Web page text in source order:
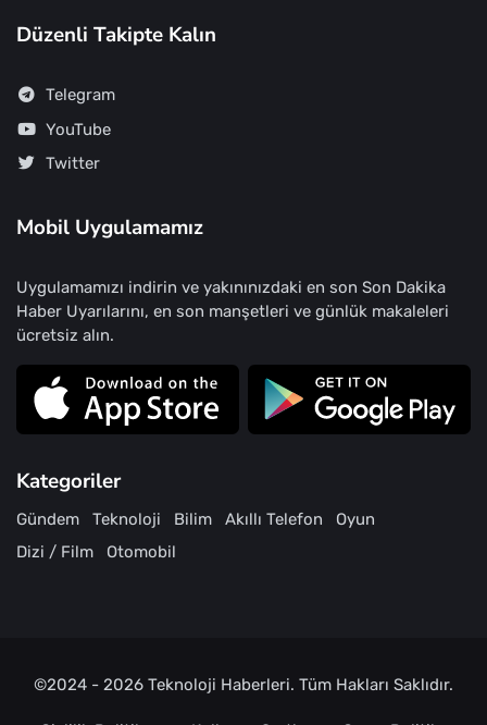
Düzenli Takipte Kalın
Telegram
YouTube
Twitter
Mobil Uygulamamız
Uygulamamızı indirin ve yakınınızdaki en son Son Dakika
Haber Uyarılarını, en son manşetleri ve günlük makaleleri
ücretsiz alın.
Kategoriler
Gündem Teknoloji Bilim Akıllı Telefon
Oyun
Dizi / Film
Otomobil
©2024 - 2026 Teknoloji Haberleri. Tüm Hakları Saklıdır.